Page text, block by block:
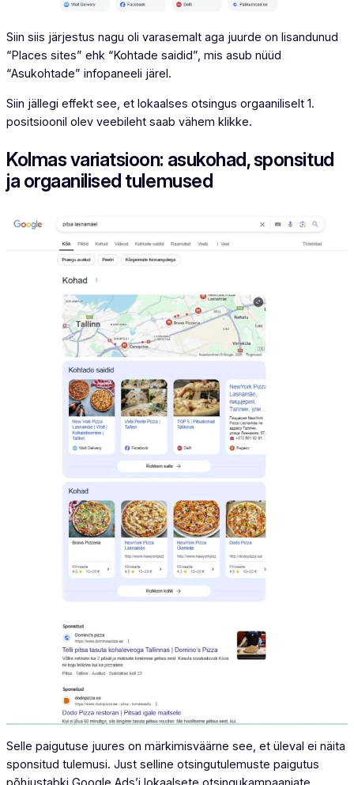
Siin siis järjestus nagu oli varasemalt aga juurde on lisandunud
“Places sites” ehk “Kohtade saidid”, mis asub nüüd
“Asukohtade” infopaneeli järel.
Siin jällegi effekt see, et lokaalses otsingus orgaaniliselt 1.
positsioonil olev veebileht saab vähem klikke.
Kolmas variatsioon: asukohad, sponsitud
ja orgaanilised tulemused
Selle paigutuse juures on märkimisväärne see, et üleval ei näita
sponsitud tulemusi. Just selline otsingutulemuste paigutus
põhjustabki Google Ads’i lokaalsete otsingukampaaniate